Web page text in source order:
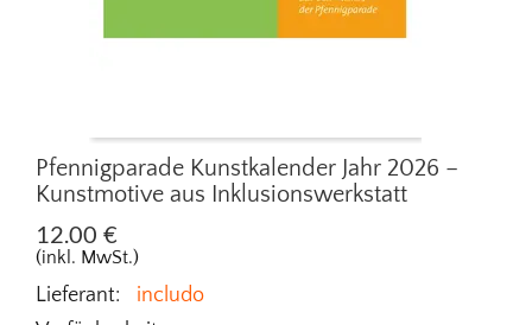
Pfennigparade Kunstkalender Jahr 2026 –
Kunstmotive aus Inklusions­werkstatt
12.00 €
(inkl. MwSt.)
Lieferant:
includo